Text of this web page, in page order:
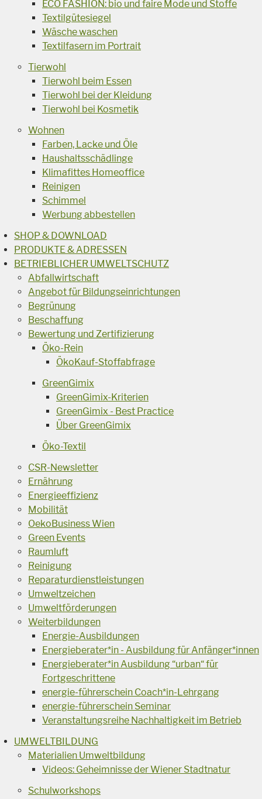
ECO FASHION: bio und faire Mode und Stoffe
Textilgütesiegel
Wäsche waschen
Textilfasern im Portrait
Tierwohl
Tierwohl beim Essen
Tierwohl bei der Kleidung
Tierwohl bei Kosmetik
Wohnen
Farben, Lacke und Öle
Haushaltsschädlinge
Klimafittes Homeoffice
Reinigen
Schimmel
Werbung abbestellen
SHOP & DOWNLOAD
PRODUKTE & ADRESSEN
BETRIEBLICHER UMWELTSCHUTZ
Abfallwirtschaft
Angebot für Bildungseinrichtungen
Begrünung
Beschaffung
Bewertung und Zertifizierung
Öko-Rein
ÖkoKauf-Stoffabfrage
GreenGimix
GreenGimix-Kriterien
GreenGimix - Best Practice
Über GreenGimix
Öko-Textil
CSR-Newsletter
Ernährung
Energieeffizienz
Mobilität
OekoBusiness Wien
Green Events
Raumluft
Reinigung
Reparaturdienstleistungen
Umweltzeichen
Umweltförderungen
Weiterbildungen
Energie-Ausbildungen
Energieberater*in - Ausbildung für Anfänger*innen
Energieberater*in Ausbildung “urban“ für
Fortgeschrittene
energie-führerschein Coach*in-Lehrgang
energie-führerschein Seminar
Veranstaltungsreihe Nachhaltigkeit im Betrieb
UMWELTBILDUNG
Materialien Umweltbildung
Videos: Geheimnisse der Wiener Stadtnatur
Schulworkshops